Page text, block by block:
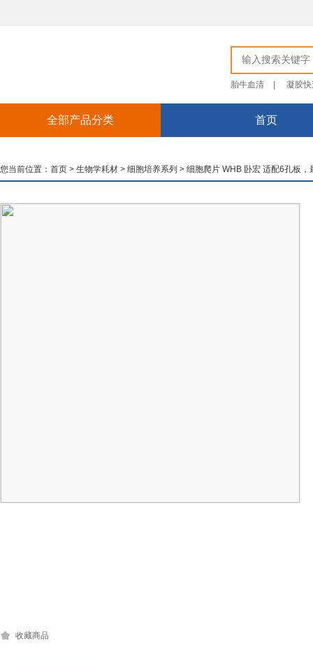
胎牛血清 凝胶
全部产品分类 首页
您当前位置： 首页 > 生物学耗材 > 细胞培养系列 > 细胞爬片 WHB 卧宏 适配6孔板，
收藏商品